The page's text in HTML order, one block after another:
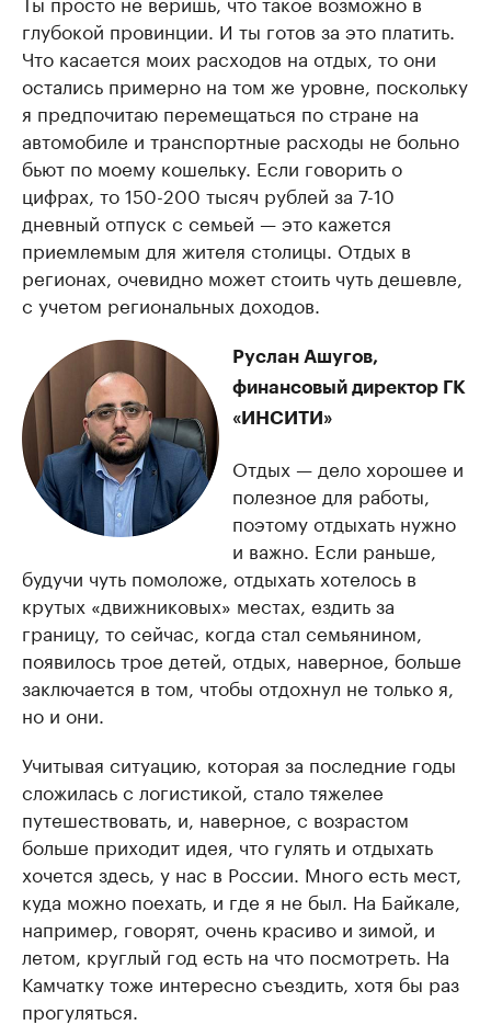
глубокой провинции. И ты готов за это платить.
Что касается моих расходов на отдых, то они
остались примерно на том же уровне, поскольку
я предпочитаю перемещаться по стране на
автомобиле и транспортные расходы не больно
бьют по моему кошельку. Если говорить о
цифрах, то 150-200 тысяч рублей за 7-10
дневный отпуск с семьей — это кажется
приемлемым для жителя столицы. Отдых в
регионах, очевидно может стоить чуть дешевле,
с учетом региональных доходов.
Руслан Ашугов,
финансовый директор ГК
«ИНСИТИ»
Отдых — дело хорошее и
полезное для работы,
поэтому отдыхать нужно
и важно. Если раньше,
будучи чуть помоложе, отдыхать хотелось в
крутых «движниковых» местах, ездить за
границу, то сейчас, когда стал семьянином,
появилось трое детей, отдых, наверное, больше
заключается в том, чтобы отдохнул не только я,
но и они.
Учитывая ситуацию, которая за последние годы
сложилась с логистикой, стало тяжелее
путешествовать, и, наверное, с возрастом
больше приходит идея, что гулять и отдыхать
хочется здесь, у нас в России. Много есть мест,
куда можно поехать, и где я не был. На Байкале,
например, говорят, очень красиво и зимой, и
летом, круглый год есть на что посмотреть. На
Камчатку тоже интересно съездить, хотя бы раз
прогуляться.